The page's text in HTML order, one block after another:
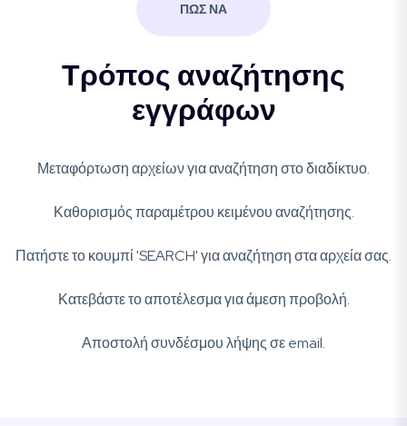
ΠΩΣ ΝΑ
Τρόπος αναζήτησης
εγγράφων
Μεταφόρτωση αρχείων για αναζήτηση στο διαδίκτυο.
Καθορισμός παραμέτρου κειμένου αναζήτησης.
Πατήστε το κουμπί 'SEARCH' για αναζήτηση στα αρχεία σας.
Κατεβάστε το αποτέλεσμα για άμεση προβολή.
Αποστολή συνδέσμου λήψης σε email.